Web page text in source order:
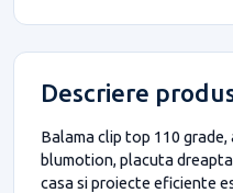
Descriere
Balama clip top 110
blumotion, placuta
casa si proiecte eficiente